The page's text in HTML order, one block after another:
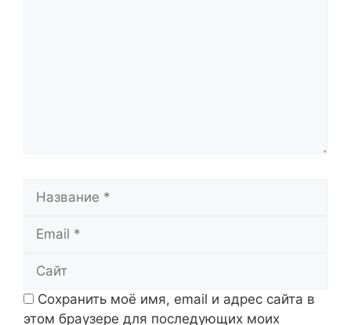
Название
Email
Сайт
Сохранить моё имя, email и адрес сайта в
этом браузере для последующих моих